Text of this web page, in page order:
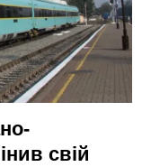
свій